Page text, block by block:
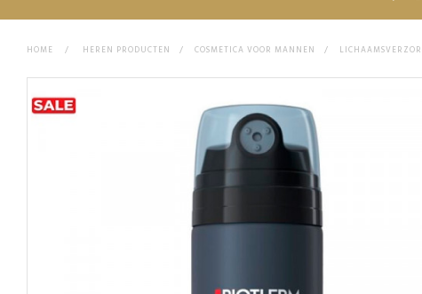
HOME > HEREN PRODUCTEN > COSMETICA VOOR MANNEN >